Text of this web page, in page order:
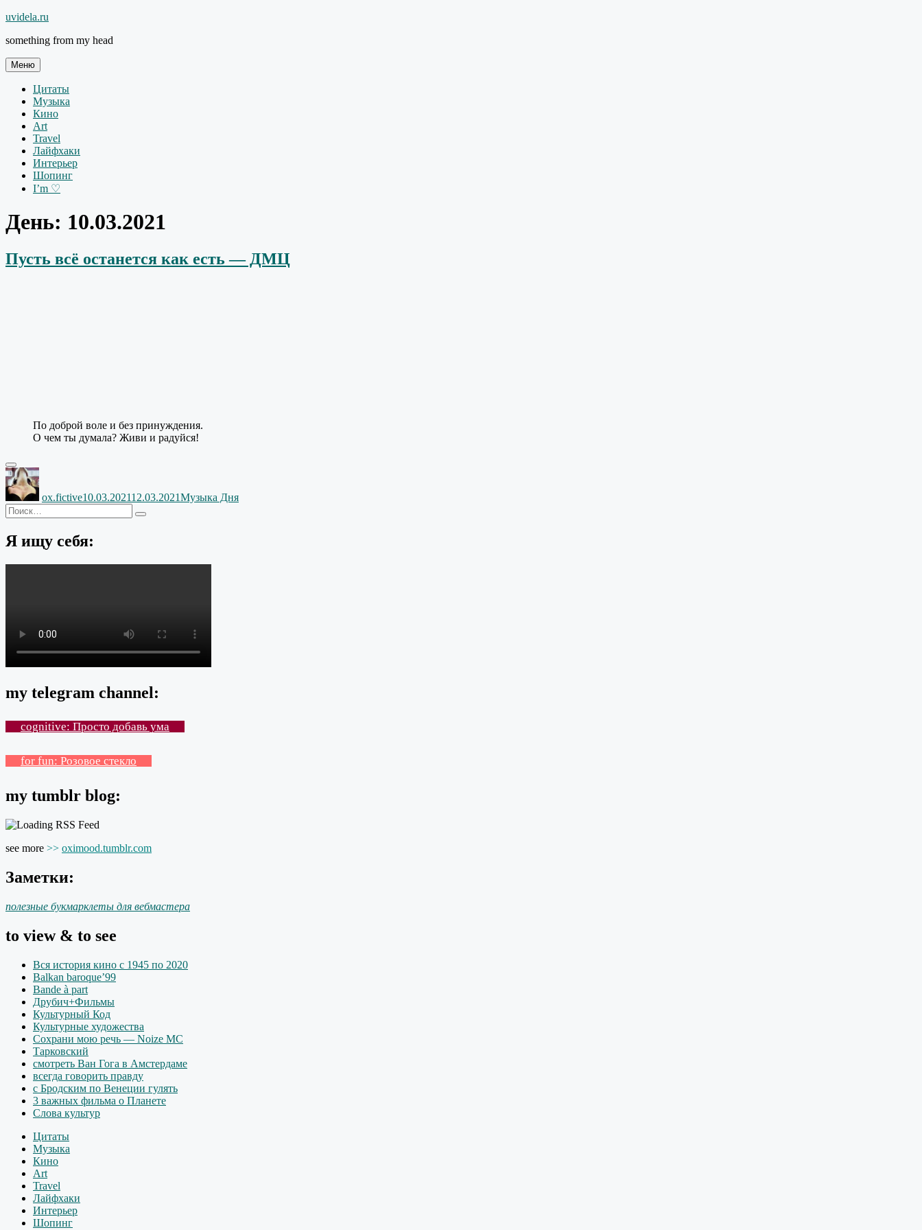
Перейти
содержимому
uvidela.ru
something from my head
Меню
Цитаты
Музыка
Кино
Art
Travel
Лайфхаки
Интерьер
Шопинг
I’m ♡
День: 10.03.2021
Пусть всё останется как есть — ДМЦ
По доброй воле и без принуждения.
О чем ты думала? Живи и радуйся!
Автор
ox.fictive10.03.202112.03.2021Музыка Дня
Искать:
Поиск
Я ищу себя:
my telegram channel:
cognitive: Просто добавь ума
for fun: Розовое стекло
my tumblr blog:
see more >> oximood.tumblr.com
Заметки:
полезные букмарклеты для вебмастера
to view & to see
Вся история кино с 1945 по 2020
Balkan baroque’99
Bande à part
Друбич+Фильмы
Культурный Код
Культурные художества
Сохрани мою речь — Noize MC
Тарковский
смотреть Ван Гога в Амстердаме
всегда говорить правду
с Бродским по Венеции гулять
3 важных фильма о Планете
Слова культур
Цитаты
Музыка
Кино
Art
Travel
Лайфхаки
Интерьер
Шопинг